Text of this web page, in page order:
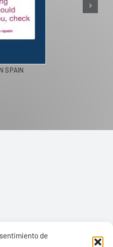
de
SPAIN